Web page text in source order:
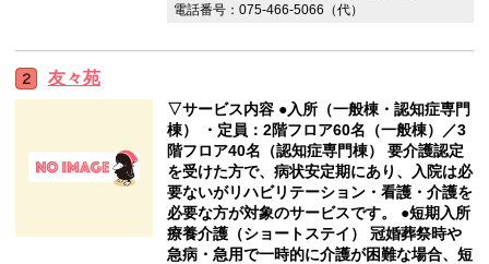
電話番号：075-466-5066（代）
友々苑
▽サービス内容 ●入所（一般棟・認知症専門
棟） ・定員：2階フロア60名（一般棟）／3
階フロア40名（認知症専門棟） 要介護認定
を受けた方で、病状安定期にあり、入院は必
要ないがリハビリテーション・看護・介護を
必要な方が対象のサービスです。 ●短期入所
療養介護（ショートステイ） 冠婚葬祭時や
急病・急用で一時的に介護が困難な場合、短